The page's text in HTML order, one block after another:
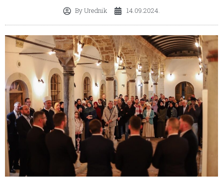
ByUrednik 14.09.2024.